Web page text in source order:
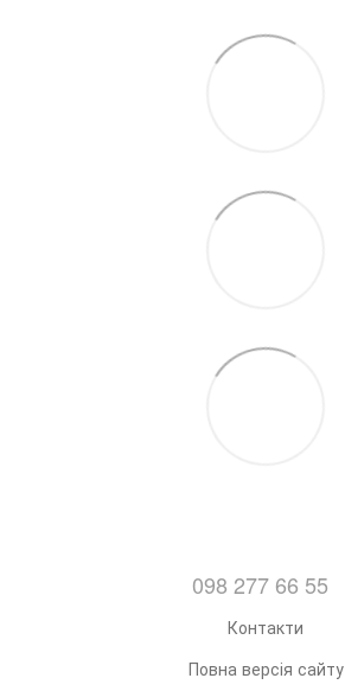
098 277 66 55
Контакти
Повна версія сайту